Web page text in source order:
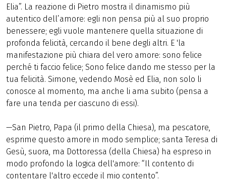
Elia”. La reazione di Pietro mostra il dinamismo più
autentico dell’amore: egli non pensa più al suo proprio
benessere; egli vuole mantenere quella situazione di
profonda felicità, cercando il bene degli altri. E 'la
manifestazione più chiara del vero amore: sono felice
perché ti faccio felice; Sono felice dando me stesso per la
tua felicità. Simone, vedendo Mosè ed Elia, non solo li
conosce al momento, ma anche li ama subito (pensa a
fare una tenda per ciascuno di essi).
—San Pietro, Papa (il primo della Chiesa), ma pescatore,
esprime questo amore in modo semplice; santa Teresa di
Gesù, suora, ma Dottoressa (della Chiesa) ha espreso in
modo profondo la logica dell'amore: “Il contento di
contentare l'altro eccede il mio contento”.